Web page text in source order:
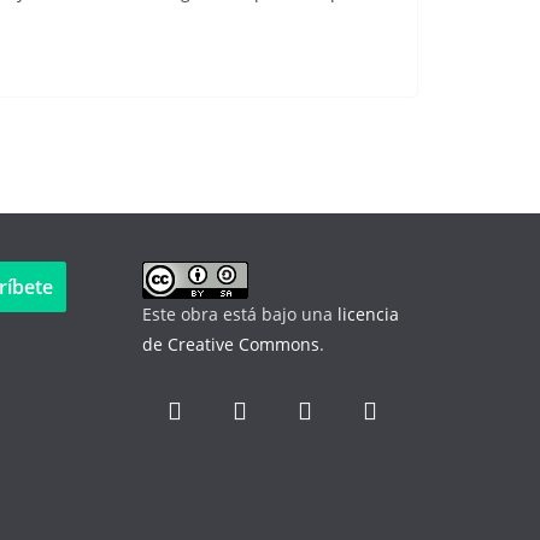
Este obra está bajo una licencia
de Creative Commons.